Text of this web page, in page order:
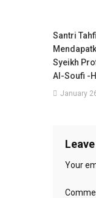
Santri
Syeikh
Al-Soufi -
January
Your